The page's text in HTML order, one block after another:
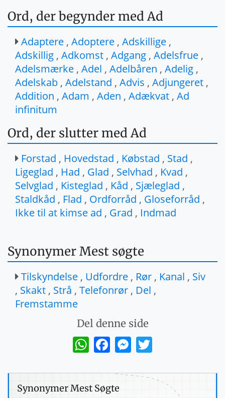
Ord, der begynder med Ad
Adaptere , Adoptere , Adskillige ,
Adskillig , Adkomst , Adgang , Adelsfrue ,
Adelsmærke , Adel , Adelbåren , Adelig ,
Adelskab , Adelstand , Advis , Adjungeret ,
Addition , Adam , Aden , Adækvat , Ad
infinitum
Ord, der slutter med Ad
Forstad , Hovedstad , Købstad , Stad ,
Ligeglad , Had , Glad , Selvhad , Kvad ,
Selvglad , Kisteglad , Kåd , Sjæleglad ,
Staldkåd , Flad , Ordforråd , Gloseforråd ,
Ikke til at kimse ad , Grad , Indmad
Synonymer Mest søgte
Tilskyndelse , Udfordre , Rør , Kanal , Siv
, Skakt , Strå , Telefonrør , Del ,
Fremstamme
Del denne side
WhatsAppFacebookMessenger
Synonymer Mest Søgte